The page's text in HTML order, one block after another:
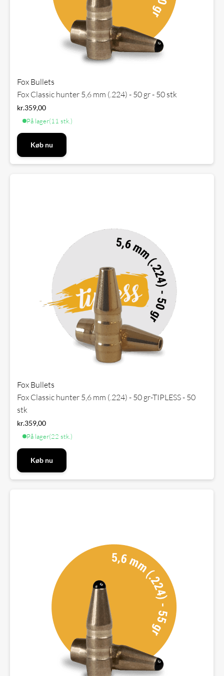
Fox Bullets
Fox Classic hunter 5,6 mm (.224) - 50 gr - 50 stk
kr.359,00
På lager(11 stk.)
Køb nu
Fox Bullets
Fox Classic hunter 5,6 mm (.224) - 50 gr-TIPLESS - 50
stk
kr.359,00
På lager(22 stk.)
Køb nu